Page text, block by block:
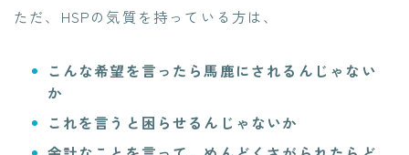
ただ、HSPの気質を持っている方は、
こんな希望を言ったら馬鹿にされるんじゃない
か
これを言うと困らせるんじゃないか